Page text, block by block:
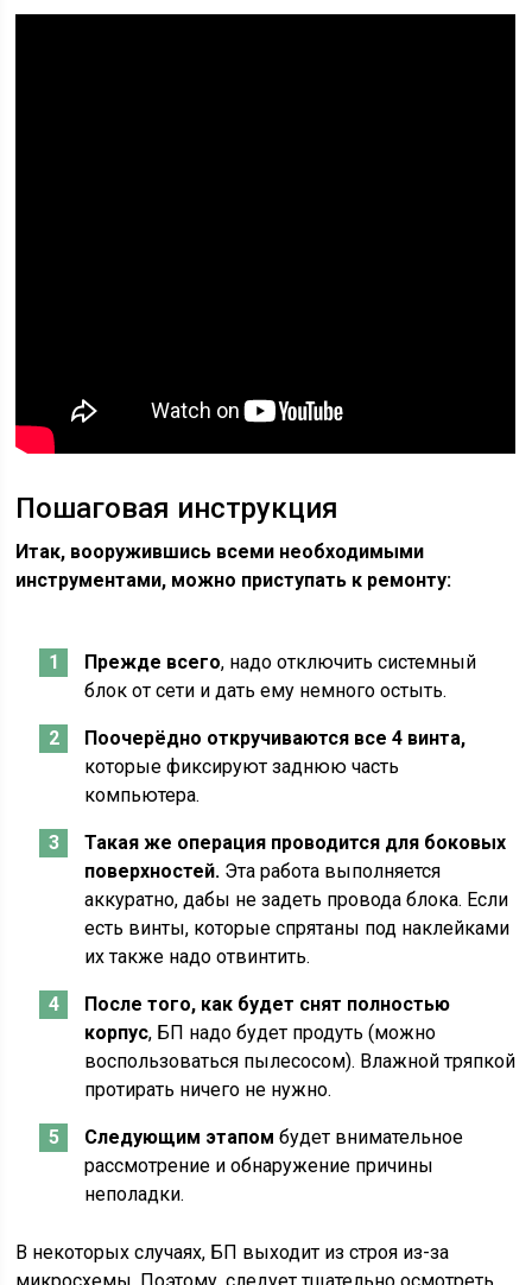
Пошаговая инструкция
Итак, вооружившись всеми необходимыми
инструментами, можно приступать к ремонту:
Прежде всего, надо отключить системный
блок от сети и дать ему немного остыть.
Поочерёдно откручиваются все 4 винта,
которые фиксируют заднюю часть
компьютера.
Такая же операция проводится для боковых
поверхностей. Эта работа выполняется
аккуратно, дабы не задеть провода блока. Если
есть винты, которые спрятаны под наклейками
их также надо отвинтить.
После того, как будет снят полностью
корпус, БП надо будет продуть (можно
воспользоваться пылесосом). Влажной тряпкой
протирать ничего не нужно.
Следующим этапом будет внимательное
рассмотрение и обнаружение причины
неполадки.
В некоторых случаях, БП выходит из строя из-за